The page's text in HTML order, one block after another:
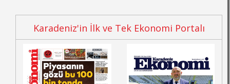
Karadeniz'in İlk ve Tek Ekonomi Portalı